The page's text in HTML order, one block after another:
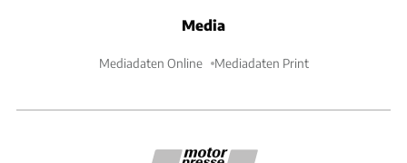
Media
Mediadaten Online Mediadaten Print